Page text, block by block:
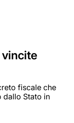
fiscale che
dallo Stato in